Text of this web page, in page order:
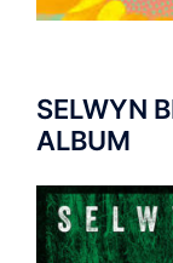
SELWYN
ALBUM